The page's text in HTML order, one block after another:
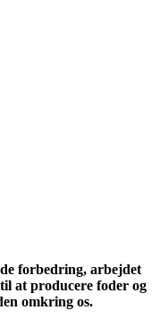
forbedring, arbejdet
at producere foder og
omkring os.